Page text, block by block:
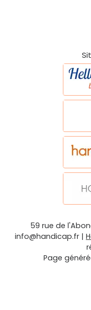
59 rue de
info@handicap.fr |
Page